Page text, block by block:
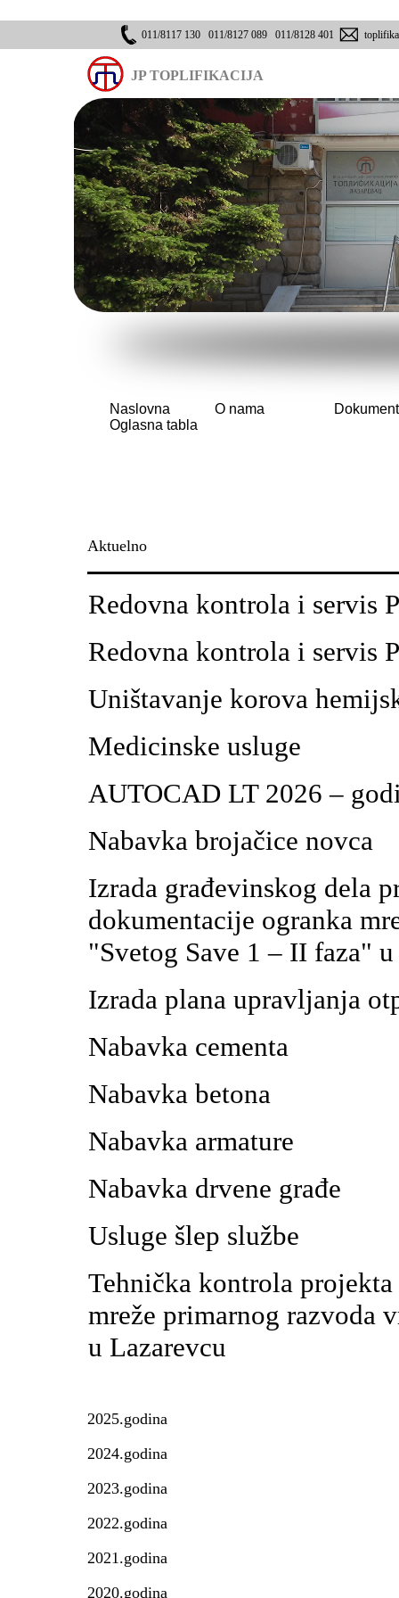
011/8117 130 011/8127 089 011/8128 401
JP TOPLIFIKACIJA
Naslovna O nama
Oglasna tabla
Aktuelno
Redovna kontrola i servis
Redovna kontrola i servis
Uništavanje korova
Medicinske usluge
AUTOCAD LT 2026 –
Nabavka brojačice novca
Izrada građevinskog dela
dokumentacije ogranka
"Svetog Save 1 – II faza"
Izrada plana upravljanja
Nabavka cementa
Nabavka betona
Nabavka armature
Nabavka drvene građe
Usluge šlep službe
Tehnička kontrola
mreže primarnog razvoda
u Lazarevcu
2025.godina
2024.godina
2023.godina
2022.godina
2021.godina
2020.godina